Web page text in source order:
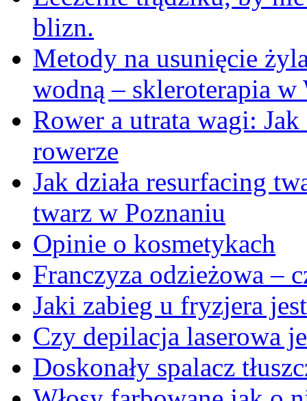
blizn.
Metody na usunięcie
wodną – skleroterapia w
Rower a utrata wagi:
rowerze
Jak działa resurfacing
twarz w Poznaniu
Opinie o kosmetykach
Franczyza odzieżowa –
Jaki zabieg u fryzjera
Czy depilacja laserowa
Doskonały spalacz